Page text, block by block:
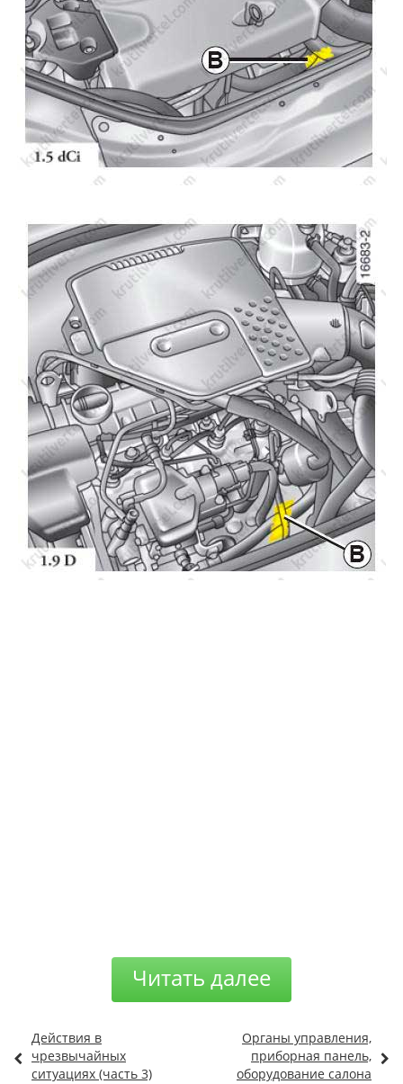
Читать далее
Действия в
чрезвычайных
ситуациях (часть 3)
Органы управления,
приборная панель,
оборудование салона